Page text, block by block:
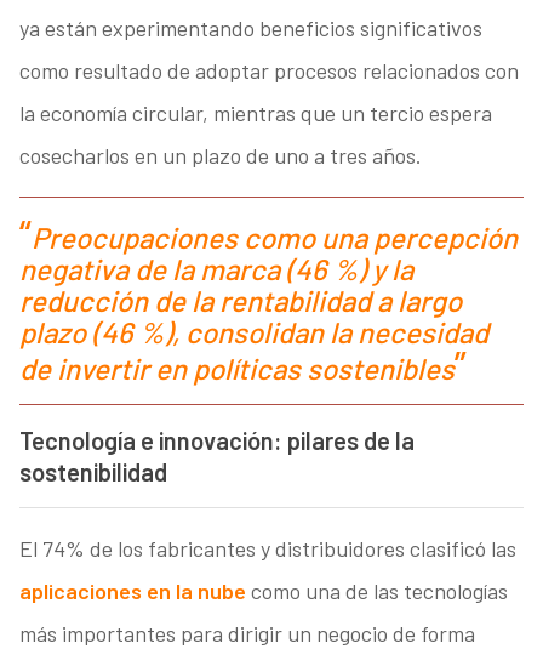
ya están experimentando beneficios significativos
como resultado de adoptar procesos relacionados con
la economía circular, mientras que un tercio espera
cosecharlos en un plazo de uno a tres años.
Preocupaciones como una percepción
negativa de la marca (46 %) y la
reducción de la rentabilidad a largo
plazo (46 %), consolidan la necesidad
de invertir en políticas sostenibles
Tecnología e innovación: pilares de la
sostenibilidad
El 74% de los fabricantes y distribuidores clasificó las
aplicaciones en la nube como una de las tecnologías
más importantes para dirigir un negocio de forma